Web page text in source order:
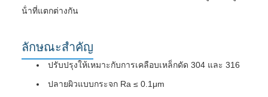
น้ําที่แตกต่างกัน
ลักษณะสําคัญ
ปรับปรุงให้เหมาะกับการเคลือบเหล็กดัด 304 และ 316
ปลายผิวแบบกระจก Ra ≤ 0.1μm